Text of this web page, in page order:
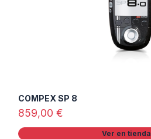
COMPEX SP 8
859,00 €
Ver en tienda